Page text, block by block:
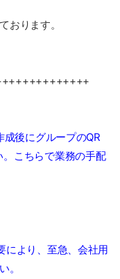
おります。
後にグループのQR
こちらで業務の手配
により、至急、会社用
。